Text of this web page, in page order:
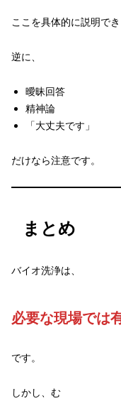
ここを具体的に説明で
逆に、
曖昧回答
精神論
「大丈夫です」
だけなら注意です。
まとめ
バイオ洗浄は、
必要な現場では
です。
しかし、む